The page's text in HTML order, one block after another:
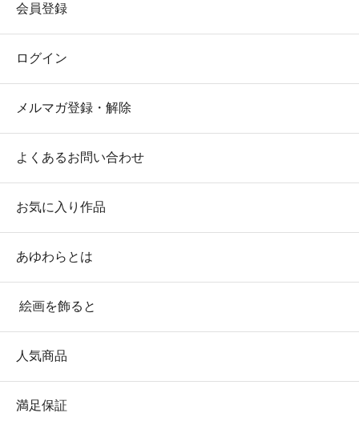
会員登録
ログイン
メルマガ登録・解除
よくあるお問い合わせ
お気に入り作品
あゆわらとは
絵画を飾ると
人気商品
満足保証